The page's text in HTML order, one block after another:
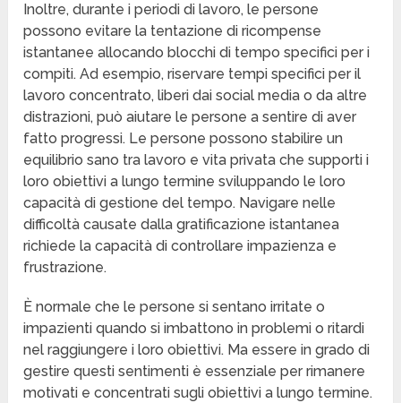
Inoltre, durante i periodi di lavoro, le persone
possono evitare la tentazione di ricompense
istantanee allocando blocchi di tempo specifici per i
compiti. Ad esempio, riservare tempi specifici per il
lavoro concentrato, liberi dai social media o da altre
distrazioni, può aiutare le persone a sentire di aver
fatto progressi. Le persone possono stabilire un
equilibrio sano tra lavoro e vita privata che supporti i
loro obiettivi a lungo termine sviluppando le loro
capacità di gestione del tempo. Navigare nelle
difficoltà causate dalla gratificazione istantanea
richiede la capacità di controllare impazienza e
frustrazione.
È normale che le persone si sentano irritate o
impazienti quando si imbattono in problemi o ritardi
nel raggiungere i loro obiettivi. Ma essere in grado di
gestire questi sentimenti è essenziale per rimanere
motivati e concentrati sugli obiettivi a lungo termine.